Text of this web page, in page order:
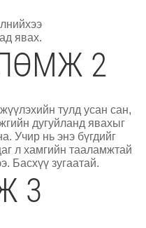
явах.
2
тулд усан сан,
дугуйланд явахыг
Учир нь энэ бүгдийг
л хамгийн тааламжтай
Басхүү зугаатай.
3